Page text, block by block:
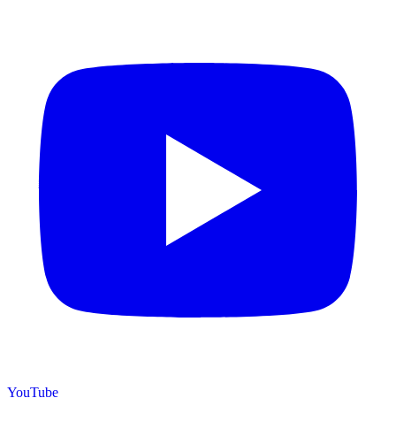
YouTube